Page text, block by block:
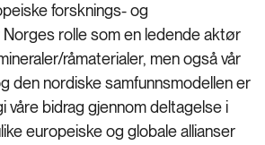
forsknings- og
rolle som en ledende aktør
råmaterialer, men også vår
den nordiske samfunnsmodellen er
våre bidrag gjennom deltagelse i
europeiske og globale allianser